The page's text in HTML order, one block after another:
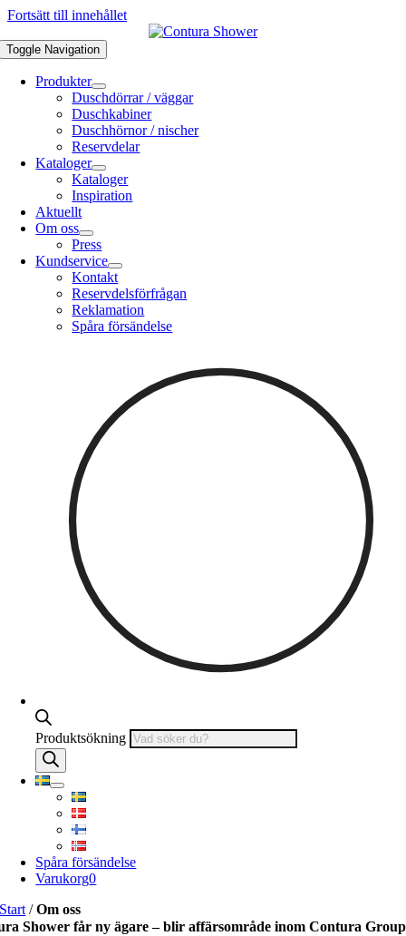
Fortsätt till innehållet
Toggle Navigation
Produkter
Duschdörrar / väggar
Duschkabiner
Duschhörnor / nischer
Reservdelar
Kataloger
Kataloger
Inspiration
Aktuellt
Om oss
Press
Kundservice
Kontakt
Reservdelsförfrågan
Reklamation
Spåra försändelse
Produktsökning
Spåra försändelse
Varukorg0
Start /Om oss
Shower får ny ägare – blir affärsområde inom Contura